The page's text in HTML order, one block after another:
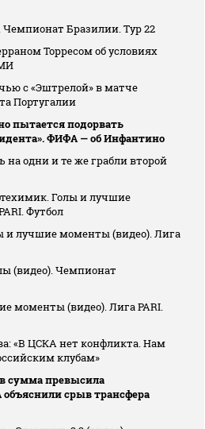
Бразилии. Тур 22
Торресом об условиях
с «Эштрелой» в матче
Португалии
пытается подорвать
ФИФА — об Инфантино
одни и те же грабли второй
Голы и лучшие
Футбол
и лучшие моменты (видео). Лига
(видео). Чемпионат
моменты (видео). Лига PARI.
«В ЦСКА нет конфликта. Нам
клубам»
сумма превысила
срыв трансфера